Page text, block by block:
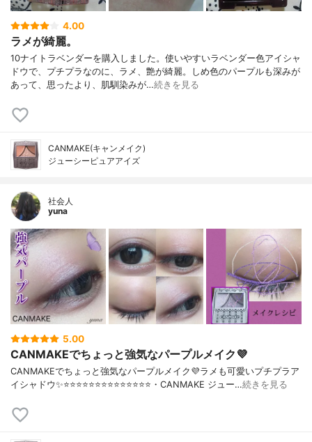
4.00
ラメが綺麗。
10ナイトラベンダーを購入しました。使いやすいラベンダー色アイシャ
ドウで、プチプラなのに、ラメ、艶が綺麗。しめ色のパープルも深みが
あって、思ったより、肌馴染みが…続きを見る
CANMAKE(キャンメイク)
ジューシーピュアアイズ
社会人
yuna
5.00
CANMAKEでちょっと強気なパープルメイク💜
CANMAKEでちょっと強気なパープルメイク💜ラメも可愛いプチプラア
イシャドウ✨⭐️⭐️⭐️⭐️⭐️⭐️⭐️⭐️⭐️⭐️⭐️⭐️⭐️⭐️・CANMAKE ジュー…続きを見る